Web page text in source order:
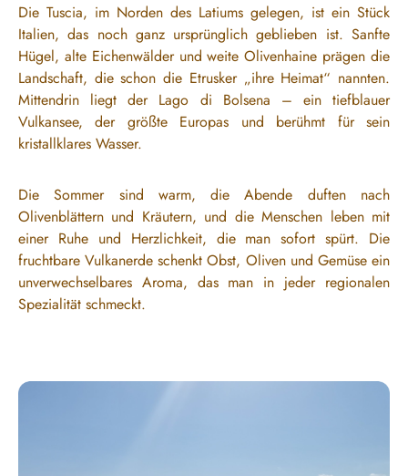
Die Tuscia, im Norden des Latiums gelegen, ist ein Stück
Italien, das noch ganz ursprünglich geblieben ist. Sanfte
Hügel, alte Eichenwälder und weite Olivenhaine prägen die
Landschaft, die schon die Etrusker „ihre Heimat“ nannten.
Mittendrin liegt der Lago di Bolsena – ein tiefblauer
Vulkansee, der größte Europas und berühmt für sein
kristallklares Wasser.
Die Sommer sind warm, die Abende duften nach
Olivenblättern und Kräutern, und die Menschen leben mit
einer Ruhe und Herzlichkeit, die man sofort spürt. Die
fruchtbare Vulkanerde schenkt Obst, Oliven und Gemüse ein
unverwechselbares Aroma, das man in jeder regionalen
Spezialität schmeckt.